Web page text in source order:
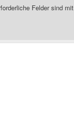
Felder sind mit